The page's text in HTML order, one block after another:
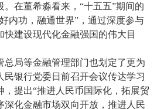
在董希淼看来，“十五五”期间的
内功，融通世界”，通过深度参与
建设现代化金融强国的伟大目
总局等金融管理部门也划定了更为
民银行党委日前召开会议传达学习
，提出“推进人民币国际化，拓展贸
深化金融市场双向开放，推进人民